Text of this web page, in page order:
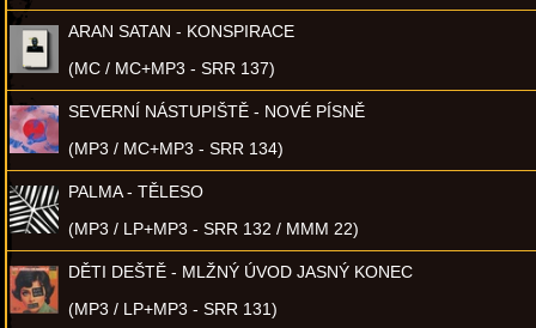
ARAN SATAN - KONSPIRACE
(MC / MC+MP3 - SRR 137)
SEVERNÍ NÁSTUPIŠTĚ - NOVÉ PÍSNĚ
(MP3 / MC+MP3 - SRR 134)
PALMA - TĚLESO
(MP3 / LP+MP3 - SRR 132 / MMM 22)
DĚTI DEŠTĚ - MLŽNÝ ÚVOD JASNÝ KONEC
(MP3 / LP+MP3 - SRR 131)